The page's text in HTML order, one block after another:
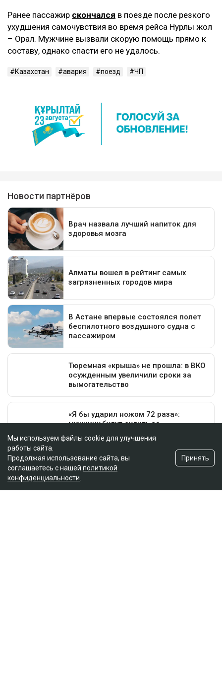
Ранее пассажир скончался в поезде после резкого
ухудшения самочувствия во время рейса Нурлы жол
– Орал. Мужчине вызвали скорую помощь прямо к
составу, однако спасти его не удалось.
Казахстан авария поезд ЧП
Мы используем файлы cookie для улучшения
работы сайта.
Продолжая использование сайта, вы
соглашаетесь с нашей политикой
конфиденциальности
Принять